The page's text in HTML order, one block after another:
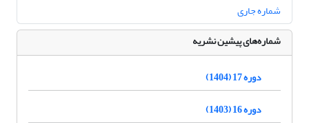
شماره جاری
شماره‌های پیشین نشریه
دوره 17 (1404)
دوره 16 (1403)